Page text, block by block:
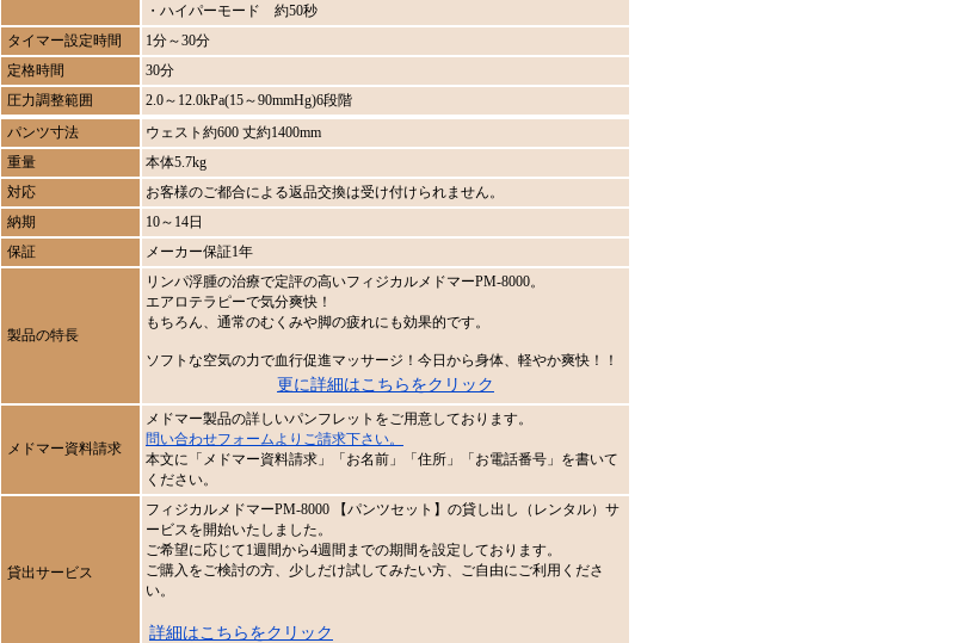
・ハイパーモード 約50秒
タイマー設定時間
1分～30分
定格時間
30分
圧力調整範囲
2.0～12.0kPa(15～90mmHg)6段階
パンツ寸法
ウェスト約600 丈約1400mm
重量
本体5.7kg
対応
お客様のご都合による返品交換は受け付けられません。
納期
10～14日
保証
メーカー保証1年
製品の特長
リンパ浮腫の治療で定評の高いフィジカルメドマーPM-8000。
エアロテラピーで気分爽快！
もちろん、通常のむくみや脚の疲れにも効果的です。
ソフトな空気の力で血行促進マッサージ！今日から身体、軽やか爽快！！
更に詳細はこちらをクリック
メドマー資料請求
メドマー製品の詳しいパンフレットをご用意しております。
問い合わせフォームよりご請求下さい。
本文に「メドマー資料請求」「お名前」「住所」「お電話番号」を書いて
ください。
貸出サービス
フィジカルメドマーPM-8000 【パンツセット】の貸し出し（レンタル）サ
ービスを開始いたしました。
ご希望に応じて1週間から4週間までの期間を設定しております。
ご購入をご検討の方、少しだけ試してみたい方、ご自由にご利用くださ
い。
詳細はこちらをクリック